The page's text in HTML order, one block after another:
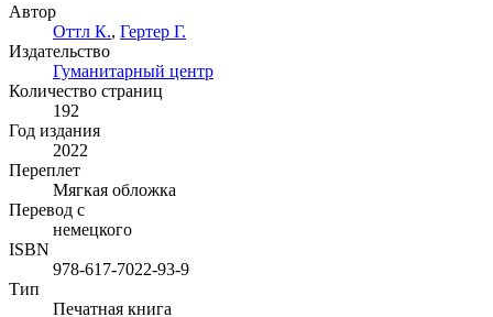
Автор
Оттл К., Гертер Г.
Издательство
Гуманитарный центр
Количество страниц
192
Год издания
2022
Переплет
Мягкая обложка
Перевод с
немецкого
ISBN
978-617-7022-93-9
Тип
Печатная книга